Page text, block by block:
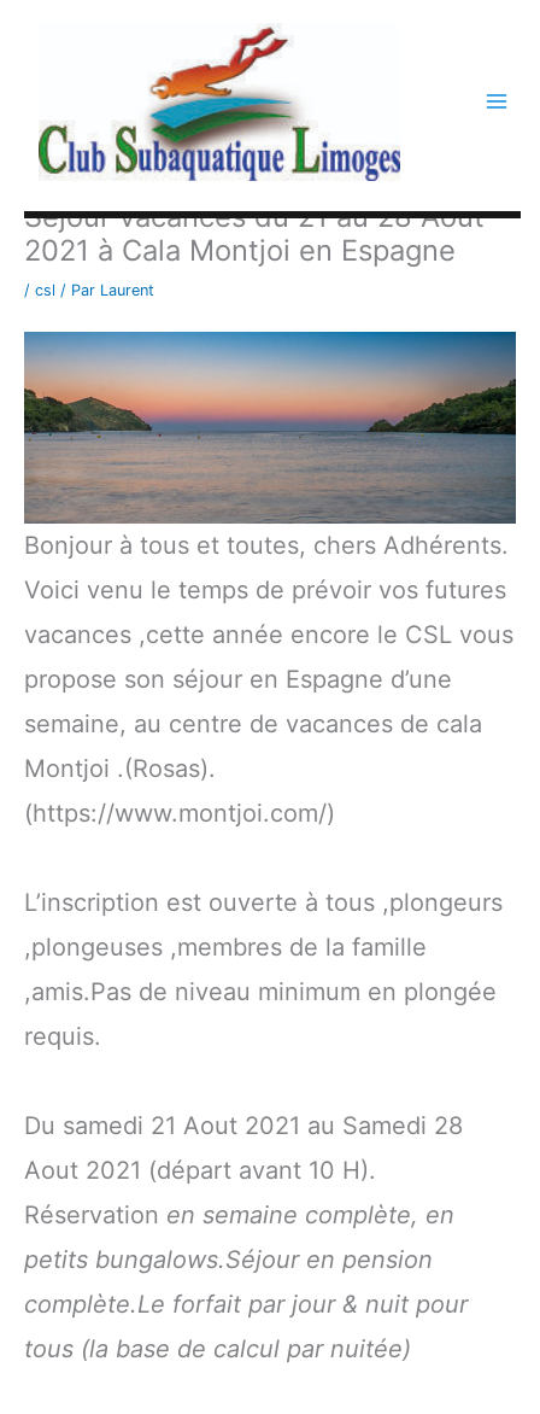
Séjour vacances du 21 au 28 Aout
2021 à Cala Montjoi en Espagne
/ csl / Par Laurent
Bonjour à tous et toutes, chers Adhérents.
Voici venu le temps de prévoir vos futures
vacances ,cette année encore le CSL vous
propose son séjour en Espagne d’une
semaine, au centre de vacances de cala
Montjoi .(Rosas).
(https://www.montjoi.com/)
L’inscription est ouverte à tous ,plongeurs
,plongeuses ,membres de la famille
,amis.Pas de niveau minimum en plongée
requis.
Du samedi 21 Aout 2021 au Samedi 28
Aout 2021 (départ avant 10 H).
Réservation en semaine complète, en
petits bungalows.Séjour en pension
complète.Le forfait par jour & nuit pour
tous (la base de calcul par nuitée)